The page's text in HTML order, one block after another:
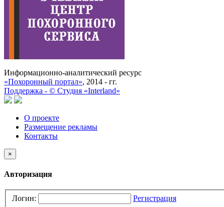
Информационно-аналитический ресурс
«Похоронный портал», 2014 - гг.
Поддержка - © Cтудия «Interland»
О проекте
Размещение рекламы
Контакты
×
Авторизация
Логин: Регистрация